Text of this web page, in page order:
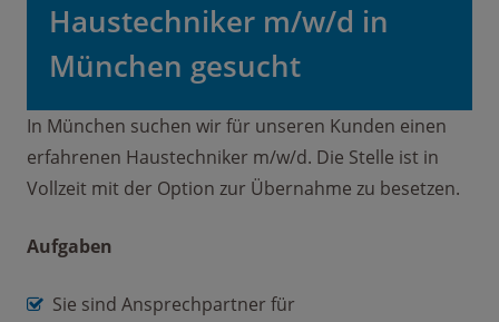
Haustechniker m/w/d in
München gesucht
In München suchen wir für unseren Kunden einen
erfahrenen Haustechniker m/w/d. Die Stelle ist in
Vollzeit mit der Option zur Übernahme zu besetzen.
Aufgaben
Sie sind Ansprechpartner für